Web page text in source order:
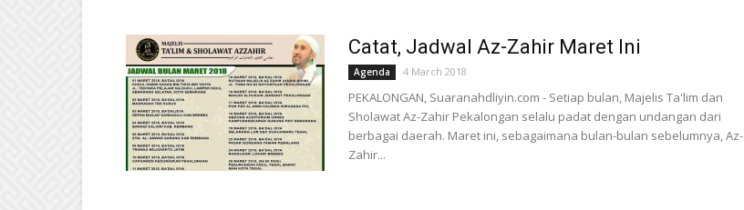
Catat, Jadwal Az-Zahir Maret Ini
Agenda 4 March 2018
PEKALONGAN, Suaranahdliyin.com - Setiap bulan, Majelis Ta'lim dan
Sholawat Az-Zahir Pekalongan selalu padat dengan undangan dari
berbagai daerah. Maret ini, sebagaimana bulan-bulan sebelumnya, Az-
Zahir...